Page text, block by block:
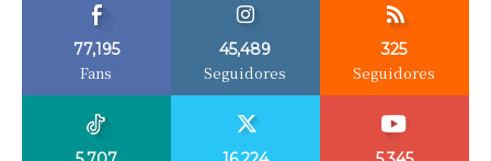
77,195
Fans
45,489
Seguidores
325
Seguidores